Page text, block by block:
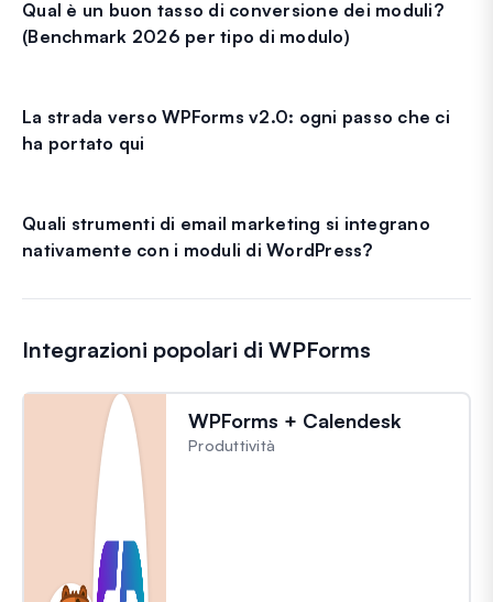
Qual è un buon tasso di conversione dei moduli?
(Benchmark 2026 per tipo di modulo)
La strada verso WPForms v2.0: ogni passo che ci
ha portato qui
Quali strumenti di email marketing si integrano
nativamente con i moduli di WordPress?
Integrazioni popolari di WPForms
WPForms + Calendesk
Produttività